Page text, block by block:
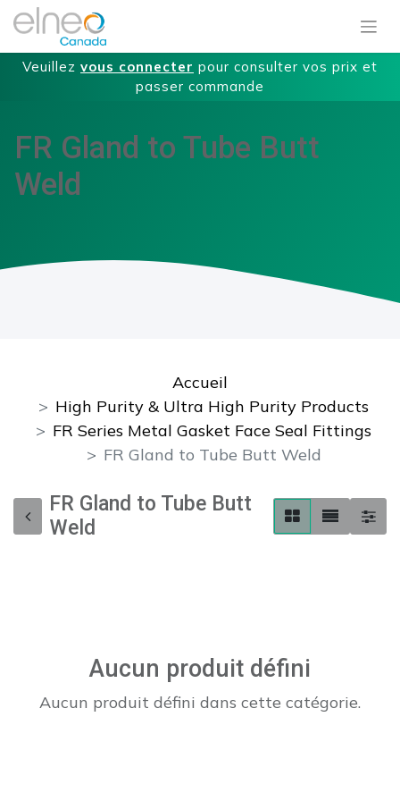
Veuillez vous connecter pour consulter vos prix et
passer commande
FR Gland to Tube Butt
Weld
Accueil
High Purity & Ultra High Purity Products
FR Series Metal Gasket Face Seal Fittings
FR Gland to Tube Butt Weld
FR Gland to Tube Butt
Weld
Aucun produit défini
Aucun produit défini dans cette catégorie.